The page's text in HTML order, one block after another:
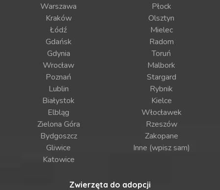
Warszawa
Kraków
Łódź
Gdańsk
Gdynia
Wrocław
Poznań
Lublin
Białystok
Elbląg
Zielona Góra
Bydgoszcz
Gliwice
Katowice
Płock
Olsztyn
Mielec
Radom
Toruń
Malbork
Stargard
Rybnik
Kielce
Włocławek
Rzeszów
Zakopane
Inne (wpisz sam)
Zwierzęta do adopcji